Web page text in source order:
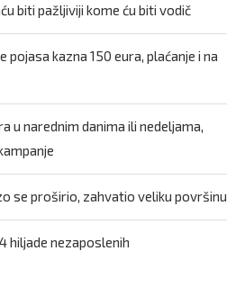
biti pažljiviji kome ću biti vodič
pojasa kazna 150 eura, plaćanje i na
u narednim danima ili nedeljama,
se proširio, zahvatio veliku površinu
hiljade nezaposlenih